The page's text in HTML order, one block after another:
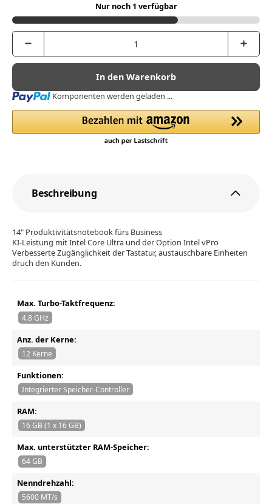
Nur noch 1 verfügbar
In den Warenkorb
Loading... Komponenten werden geladen ...
Beschreibung
14" Produktivitätsnotebook fürs Business
KI-Leistung mit Intel Core Ultra und der Option Intel vPro
Verbesserte Zugänglichkeit der Tastatur, austauschbare Einheiten
druch den Kunden.
Max. Turbo-Taktfrequenz:
4.8 GHz
Anz. der Kerne:
12 Kerne
Funktionen:
Integrierter Speicher-Controller
RAM:
16 GB (1 x 16 GB)
Max. unterstützter RAM-Speicher:
64 GB
Nenndrehzahl:
5600 MT/s